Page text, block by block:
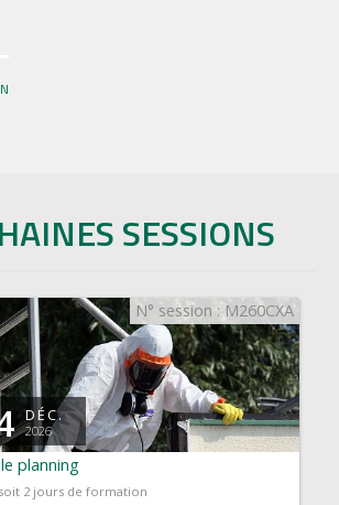
SESSIONS
N° session : M260CXA
DÉC.
2026
planning
2 jours de formation